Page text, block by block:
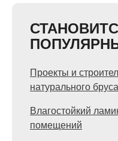
Проекты и
натурального бруса
Влагостойкий
помещений